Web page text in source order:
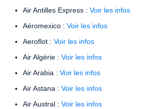
Air Antilles Express : Voir les infos
Aéromexico : Voir les infos
Aeroflot : Voir les infos
Air Algérie : Voir les infos
Air Arabia : Voir les infos
Air Astana : Voir les infos
Air Austral : Voir les infos